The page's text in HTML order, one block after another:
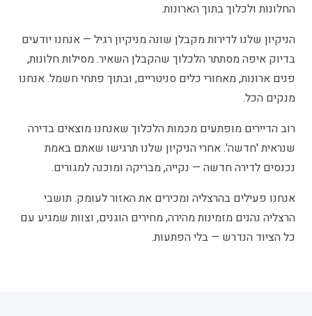
החלונות ולכלוך בתוך הארונות.
הניקיון שלנו לדירות מקבלן שונה מניקיון רגיל — אנחנו יודעים
בדיוק איפה מסתתר הלכלוך שהקבלן השאיר. מסילות חלונות,
פנים ארונות, מאחורי כלים סניטריים, ובתוך פתחי חשמל. אנחנו
מנקים הכל.
רוב הדיירים מופתעים מכמות הלכלוך שאנחנו מוצאים בדירה
שנראית 'חדשה'. אחרי הניקיון שלנו תרגישו שאתם באמת
נכנסים לדירה חדשה — נקייה, מבריקה ומוכנה למגורים.
אנחנו פעילים בהרצליה ומכירים את האזור לעומק. תושבי
הרצליה נהנים מזמינות מהירה, מחירים הוגנים, וצוות שמגיע עם
כל הציוד הנדרש — בלי הפתעות.